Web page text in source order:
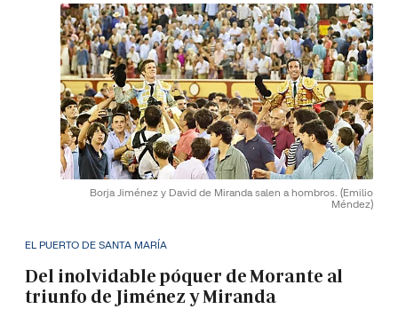
Borja Jiménez y David de Miranda salen a hombros. (Emilio
Méndez)
EL PUERTO DE SANTA MARÍA
Del inolvidable póquer de Morante al
triunfo de Jiménez y Miranda